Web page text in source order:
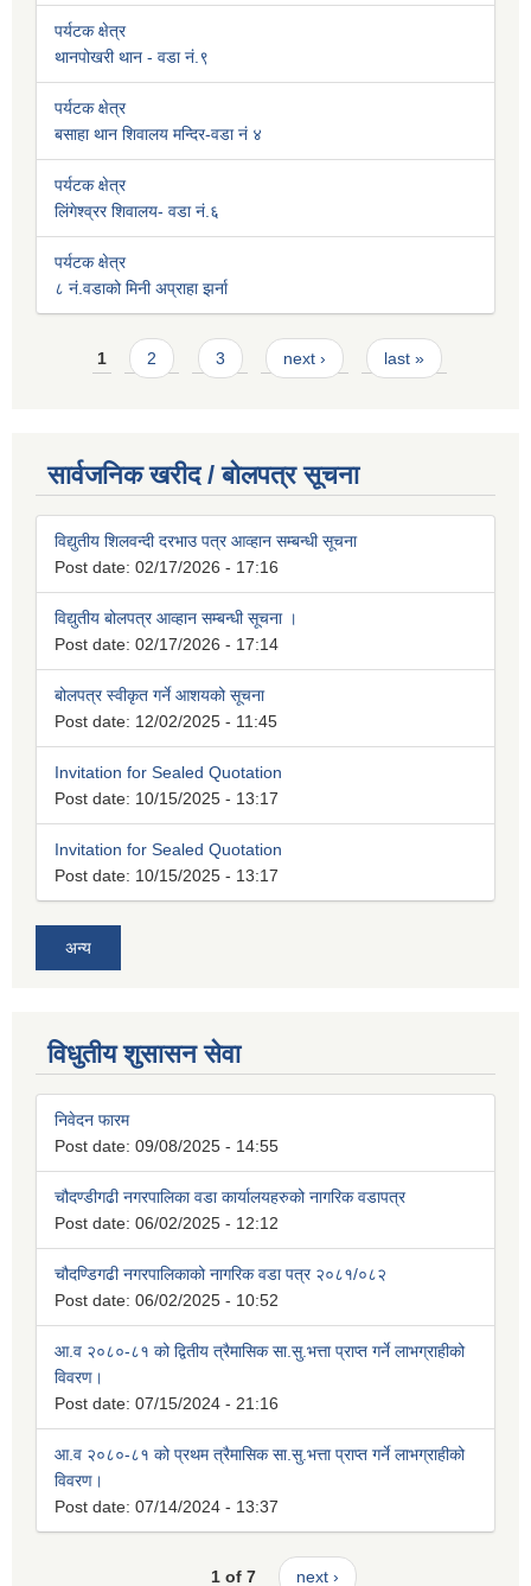
पर्यटक क्षेत्र
थानपोखरी थान - वडा नं.९
पर्यटक क्षेत्र
बसाहा थान शिवालय मन्दिर-वडा नं ४
पर्यटक क्षेत्र
लिंगेश्व्रर शिवालय- वडा नं.६
पर्यटक क्षेत्र
८ नं.वडाको मिनी अप्राहा झर्ना
Pages
1 2 3 next › last »
सार्वजनिक खरीद / बोलपत्र सूचना
विद्युतीय शिलवन्दी दरभाउ पत्र आव्हान सम्बन्धी सूचना
Post date: 02/17/2026 - 17:16
विद्युतीय बोलपत्र आव्हान सम्बन्धी सूचना ।
Post date: 02/17/2026 - 17:14
बोलपत्र स्वीकृत गर्ने आशयको सूचना
Post date: 12/02/2025 - 11:45
Invitation for Sealed Quotation
Post date: 10/15/2025 - 13:17
Invitation for Sealed Quotation
Post date: 10/15/2025 - 13:17
अन्य
विधुतीय शुसासन सेवा
निवेदन फारम
Post date: 09/08/2025 - 14:55
चौदण्डीगढी नगरपालिका वडा कार्यालयहरुको नागरिक वडापत्र
Post date: 06/02/2025 - 12:12
चौदण्डिगढी नगरपालिकाको नागरिक वडा पत्र २०८१/०८२
Post date: 06/02/2025 - 10:52
आ.व २०८०-८१ को द्वितीय त्रैमासिक सा.सु.भत्ता प्राप्त गर्ने लाभग्राहीको
विवरण।
Post date: 07/15/2024 - 21:16
आ.व २०८०-८१ को प्रथम त्रैमासिक सा.सु.भत्ता प्राप्त गर्ने लाभग्राहीको
विवरण।
Post date: 07/14/2024 - 13:37
1 of 7 next ›